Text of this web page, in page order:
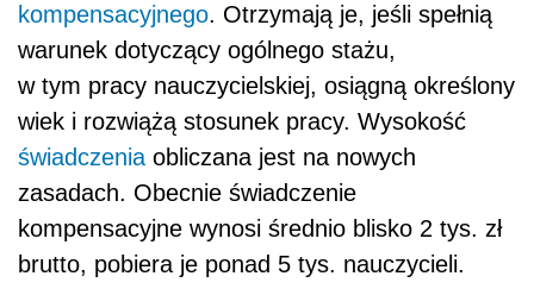
kompensacyjnego. Otrzymają je, jeśli spełnią
warunek dotyczący ogólnego stażu,
w tym pracy nauczycielskiej, osiągną określony
wiek i rozwiążą stosunek pracy. Wysokość
świadczeniaobliczana jest na nowych
zasadach. Obecnie świadczenie
kompensacyjne wynosi średnio blisko 2 tys. zł
brutto, pobiera je ponad 5 tys. nauczycieli.